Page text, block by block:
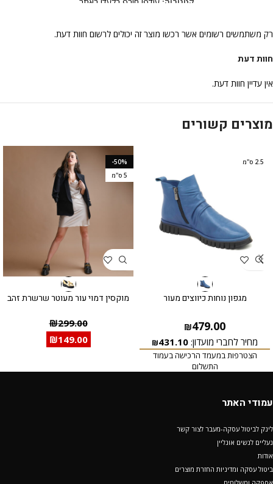
חוות דעת
אין עדיין חוות דעת.
רק משתמשים רשומים אשר רכשו מוצר זה יכולים לרשום חוות דעת.
מוצרים קשורים
2.5 ס"מ
מגפון נוחות כיווצים מעור
₪479.00
מחיר לחברי מועדון: ₪431.10
הצטרפות במעמד הרכישה בעמוד
התשלום
-50%
5 ס"מ
מוקסין דמוי עור מעוטר שרשרת זהב
₪299.00
₪149.00
עמודי האתר
לינק לביטול עסקה-מעבר לצור קשר
נעליים לנשים אונליין
אודות
ביטול עסקה ומדיניות החזרת מוצרים